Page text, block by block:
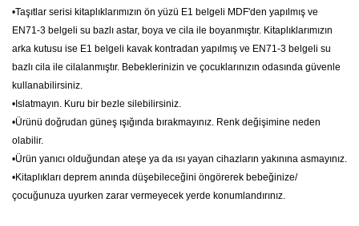
•Taşıtlar serisi kitaplıklarımızın ön yüzü E1 belgeli MDF'den yapılmış ve
EN71-3 belgeli su bazlı astar, boya ve cila ile boyanmıştır. Kitaplıklarımızın
arka kutusu ise E1 belgeli kavak kontradan yapılmış ve EN71-3 belgeli su
bazlı cila ile cilalanmıştır. Bebeklerinizin ve çocuklarınızın odasında güvenle
kullanabilirsiniz.
•Islatmayın. Kuru bir bezle silebilirsiniz.
•Ürünü doğrudan güneş ışığında bırakmayınız. Renk değişimine neden
olabilir.
•Ürün yanıcı olduğundan ateşe ya da ısı yayan cihazların yakınına asmayınız.
•Kitaplıkları deprem anında düşebileceğini öngörerek bebeğinize/
çocuğunuza uyurken zarar vermeyecek yerde konumlandırınız.